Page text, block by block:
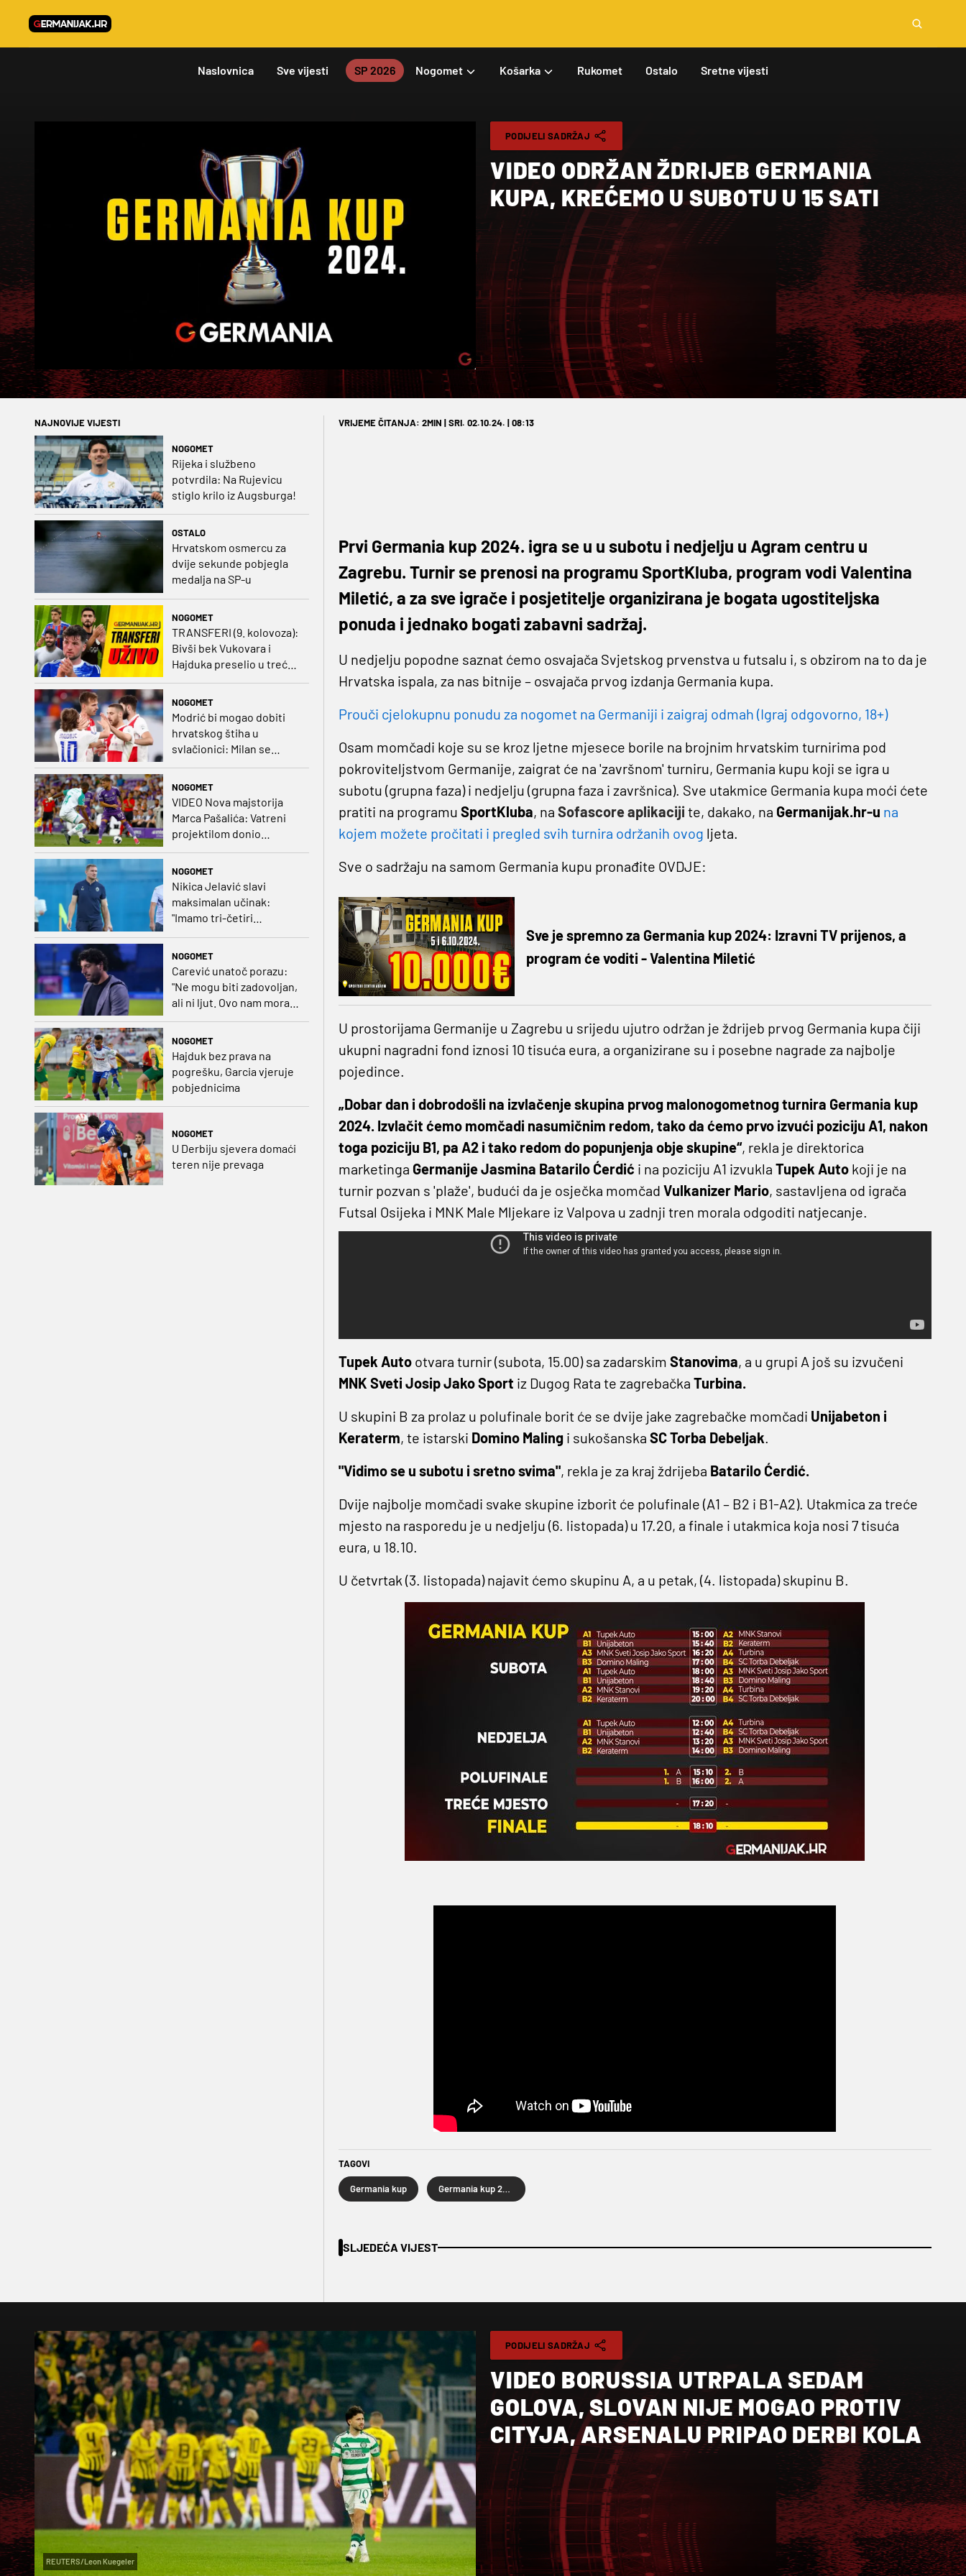
Naslovnica Sve vijesti SP 2026 Nogomet Košarka Rukomet Ostalo Sretne vijesti
PODIJELI SADRŽAJ
VIDEO ODRŽAN ŽDRIJEB GERMANIA
KUPA, KREĆEMO U SUBOTU U 15 SATI
NAJNOVIJE VIJESTI
NOGOMET
Rijeka i službeno
potvrdila: Na Rujevicu
stiglo krilo iz Augsburga!
OSTALO
Hrvatskom osmercu za
dvije sekunde pobjegla
medalja na SP-u
NOGOMET
TRANSFERI (9. kolovoza):
Bivši bek Vukovara i
Hajduka preselio u treću
ligu, đakovački 'sin vjetra'
NOGOMET
Modrić bi mogao dobiti
hrvatskog štiha u
svlačionici: Milan se
raspituje za usluge
NOGOMET
VIDEO Nova majstorija
Marca Pašalića: Vatreni
projektilom donio
NOGOMET
Nikica Jelavić slavi
maksimalan učinak:
"Imamo tri-četiri
NOGOMET
Carević unatoč porazu:
"Ne mogu biti zadovoljan,
ali ni ljut. Ovo nam mora
biti putokaz"
NOGOMET
Hajduk bez prava na
pogrešku, Garcia vjeruje
pobjednicima
NOGOMET
U Derbiju sjevera domaći
teren nije prevaga
VRIJEME ČITANJA: 2MIN | SRI. 02.10.24. | 08:13
Prvi Germania kup 2024. igra se u u subotu i nedjelju u Agram centru u
Zagrebu. Turnir se prenosi na programu SportKluba, program vodi Valentina
Miletić, a za sve igrače i posjetitelje organizirana je bogata ugostiteljska
ponuda i jednako bogati zabavni sadržaj.
U nedjelju popodne saznat ćemo osvajača Svjetskog prvenstva u futsalu i, s obzirom na to da je
Hrvatska ispala, za nas bitnije – osvajača prvog izdanja Germania kupa.
Prouči cjelokupnu ponudu za nogomet na Germaniji i zaigraj odmah (Igraj odgovorno, 18+)
Osam momčadi koje su se kroz ljetne mjesece borile na brojnim hrvatskim turnirima pod
pokroviteljstvom Germanije, zaigrat će na 'završnom' turniru, Germania kupu koji se igra u
subotu (grupna faza) i nedjelju (grupna faza i završnica). Sve utakmice Germania kupa moći ćete
pratiti na programu SportKluba, na Sofascore aplikaciji te, dakako, na Germanijak.hr-u na
kojem možete pročitati i pregled svih turnira održanih ovog ljeta.
Sve o sadržaju na samom Germania kupu pronađite OVDJE:
Sve je spremno za Germania kup 2024: Izravni TV prijenos, a
program će voditi - Valentina Miletić
U prostorijama Germanije u Zagrebu u srijedu ujutro održan je ždrijeb prvog Germania kupa čiji
ukupni nagradni fond iznosi 10 tisuća eura, a organizirane su i posebne nagrade za najbolje
pojedince.
„Dobar dan i dobrodošli na izvlačenje skupina prvog malonogometnog turnira Germania kup
2024. Izvlačit ćemo momčadi nasumičnim redom, tako da ćemo prvo izvući poziciju A1, nakon
toga poziciju B1, pa A2 i tako redom do popunjenja obje skupine“, rekla je direktorica
marketinga Germanije Jasmina Batarilo Ćerdić i na poziciju A1 izvukla Tupek Autokoji je na
turnir pozvan s 'plaže', budući da je osječka momčad Vulkanizer Mario, sastavljena od igrača
Futsal Osijeka i MNK Male Mljekare iz Valpova u zadnji tren morala odgoditi natjecanje.
Tupek Autootvara turnir (subota, 15.00) sa zadarskim Stanovima, a u grupi A još su izvučeni
MNK Sveti Josip Jako Sport iz Dugog Rata te zagrebačka Turbina.
U skupini B za prolaz u polufinale borit će se dvije jake zagrebačke momčadi Unijabeton i
Keraterm, te istarski Domino Malingi sukošanska SC Torba Debeljak.
"Vidimo se u subotu i sretno svima", rekla je za kraj ždrijeba Batarilo Ćerdić.
Dvije najbolje momčadi svake skupine izborit će polufinale (A1 – B2 i B1-A2). Utakmica za treće
mjesto na rasporedu je u nedjelju (6. listopada) u 17.20, a finale i utakmica koja nosi 7 tisuća
eura, u 18.10.
U četvrtak (3. listopada) najavit ćemo skupinu A, a u petak, (4. listopada) skupinu B.
TAGOVI
Germania kup Germania kup 2024
SLJEDEĆA VIJEST
REUTERS/Leon Kuegeler
PODIJELI SADRŽAJ
VIDEO BORUSSIA UTRPALA SEDAM
GOLOVA, SLOVAN NIJE MOGAO PROTIV
CITYJA, ARSENALU PRIPAO DERBI KOLA